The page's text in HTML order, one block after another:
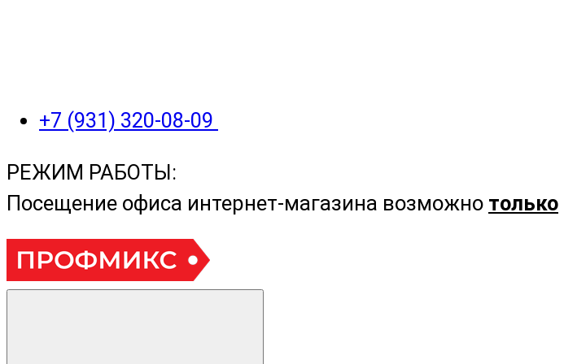
+7 (931) 320-08-09
РЕЖИМ РАБОТЫ:
Посещение офиса интернет-магазина возможно только